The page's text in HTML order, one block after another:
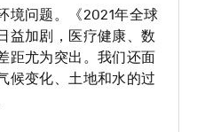
境问题。《2021年全球
益加剧，医疗健康、数
距尤为突出。我们还面
候变化、土地和水的过